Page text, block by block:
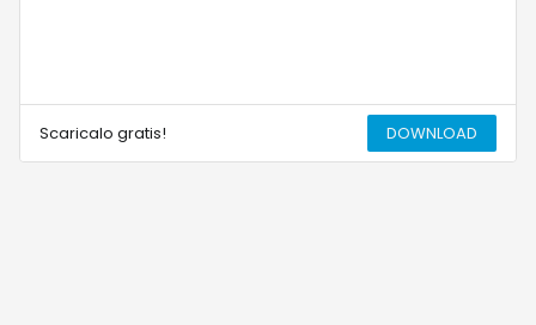
Scaricalo gratis! DOWNLOAD